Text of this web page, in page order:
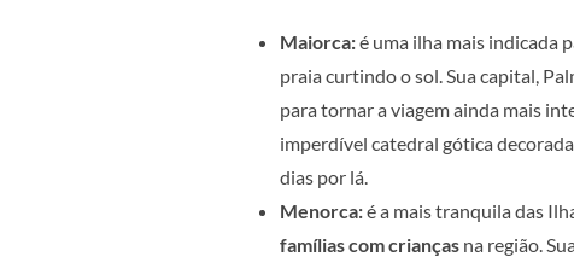
Maiorca:é uma ilha mais indicada
praia curtindo o sol. Sua capital,
para tornar a viagem ainda mais
imperdível catedral gótica
dias por lá.
Menorca:é a mais tranquila das
famílias com crianças na região.